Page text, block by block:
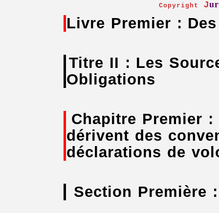
Copyright J
Livre Premier :
Titre II : Les
Obligations
Chapitre Premier
dérivent des
déclarations de
Section Première